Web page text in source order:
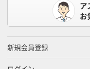
ア
お
新規会員登録